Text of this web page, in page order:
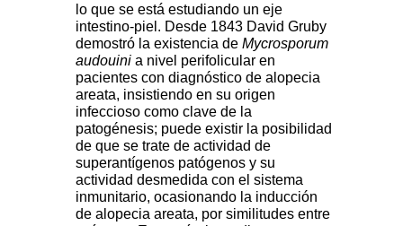
lo que se está estudiando un eje
intestino-piel. Desde 1843 David Gruby
demostró la existencia de Mycrosporum
audouini a nivel perifolicular en
pacientes con diagnóstico de alopecia
areata, insistiendo en su origen
infeccioso como clave de la
patogénesis; puede existir la posibilidad
de que se trate de actividad de
superantígenos patógenos y su
actividad desmedida con el sistema
inmunitario, ocasionando la inducción
de alopecia areata, por similitudes entre